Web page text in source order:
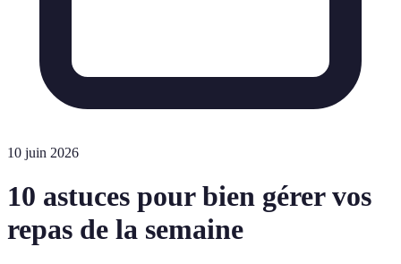
10 juin 2026
10 astuces pour bien gérer vos
repas de la semaine